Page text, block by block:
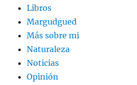
Libros
Margudgued
Más sobre mi
Naturaleza
Noticias
Opinión